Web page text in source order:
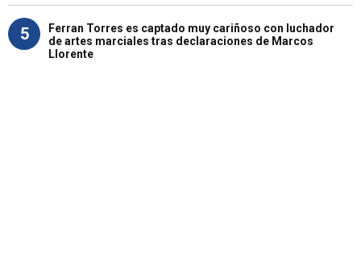
5
Ferran Torres es captado muy cariñoso con luchador
de artes marciales tras declaraciones de Marcos
Llorente